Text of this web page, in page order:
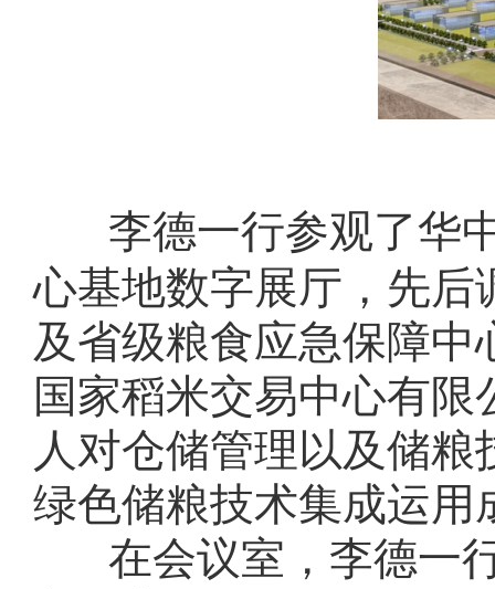
李德一行参观了华
心基地数字展厅，先后
及省级粮食应急保障
国家稻米交易中心有
人对仓储管理以及储
绿色储粮技术集成运用
在会议室，李德一